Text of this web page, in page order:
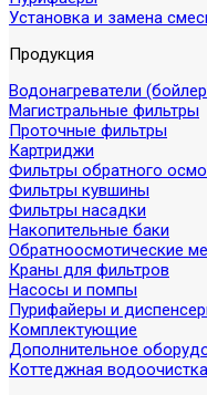
Установка и замена
Продукция
Водонагреватели
Магистральные фильтры
Проточные фильтры
Картриджи
Фильтры обратного
Фильтры кувшины
Фильтры насадки
Накопительные баки
Обратноосмотические
Краны для фильтров
Насосы и помпы
Пурифайеры и
Комплектующие
Дополнительное
Коттеджная водоочистка